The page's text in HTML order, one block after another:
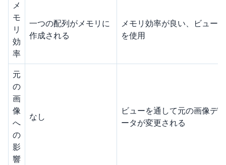
メ
モ
リ
効
率
一つの配列がメモリに
作成される
メモリ効率が良い、ビュー
を使用
元
の
画
像
へ
の
影
響
なし
ビューを通して元の画像デ
ータが変更される